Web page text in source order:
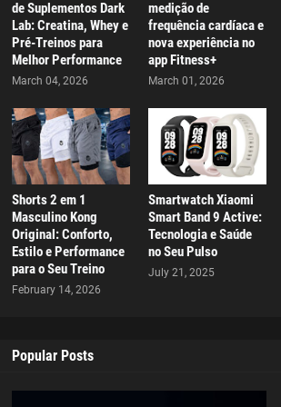
de Suplementos Dark
Lab: Creatina, Whey e
Pré-Treinos para
Melhor Performance
March 04, 2026
medição de
frequência cardíaca e
nova experiência no
app Fitness+
March 01, 2026
Shorts 2 em 1
Masculino Kong
Original: Conforto,
Estilo e Performance
para o Seu Treino
February 14, 2026
Smartwatch Xiaomi
Smart Band 9 Active:
Tecnologia e Saúde
no Seu Pulso
July 21, 2025
Popular Posts